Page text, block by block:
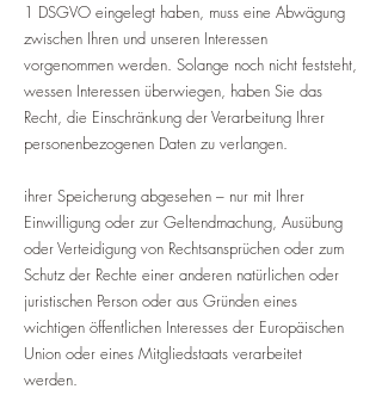
1 DSGVO eingelegt haben, muss eine Abwägung
zwischen Ihren und unseren Interessen
vorgenommen werden. Solange noch nicht feststeht,
wessen Interessen überwiegen, haben Sie das
Recht, die Einschränkung der Verarbeitung Ihrer
personenbezogenen Daten zu verlangen.
ihrer Speicherung abgesehen – nur mit Ihrer
Einwilligung oder zur Geltendmachung, Ausübung
oder Verteidigung von Rechtsansprüchen oder zum
Schutz der Rechte einer anderen natürlichen oder
juristischen Person oder aus Gründen eines
wichtigen öffentlichen Interesses der Europäischen
Union oder eines Mitgliedstaats verarbeitet
werden.